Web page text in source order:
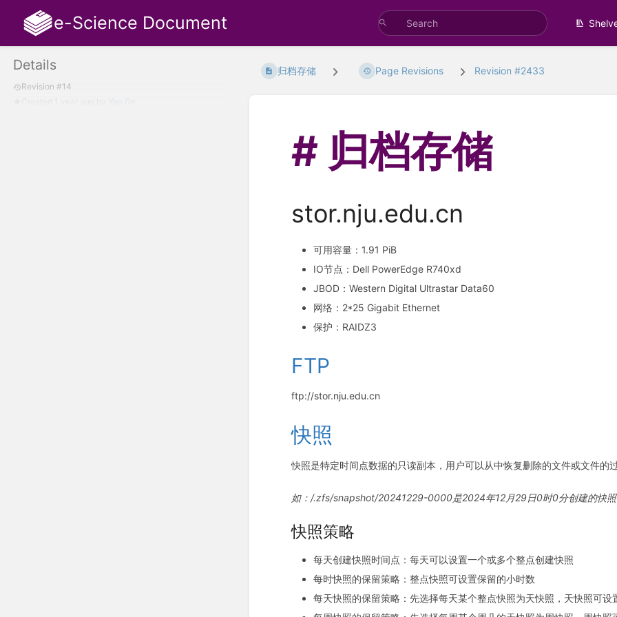
e-Science Document
Details
Revision #14
Yao Ge
归档存储 Page Revisions Revision #2433
归档存储
stor.nju.edu.cn
可用容量：1.91 PiB
IO节点：Dell PowerEdge R740xd
JBOD：Western Digital Ultrastar Data60
网络：2*25 Gigabit Ethernet
保护：RAIDZ3
FTP
ftp://stor.nju.edu.cn
快照
快照是特定时间点数据的只读副本，用户可以从中恢复删除的文件或文件的
如：/.zfs/snapshot/20241229-0000是2024年12月29日0时0分创建的快照
快照策略
每天创建快照时间点：每天可以设置一个或多个整点创建快照
每时快照的保留策略：整点快照可设置保留的小时数
每天快照的保留策略：先选择每天某个整点快照为天快照，天快照可设